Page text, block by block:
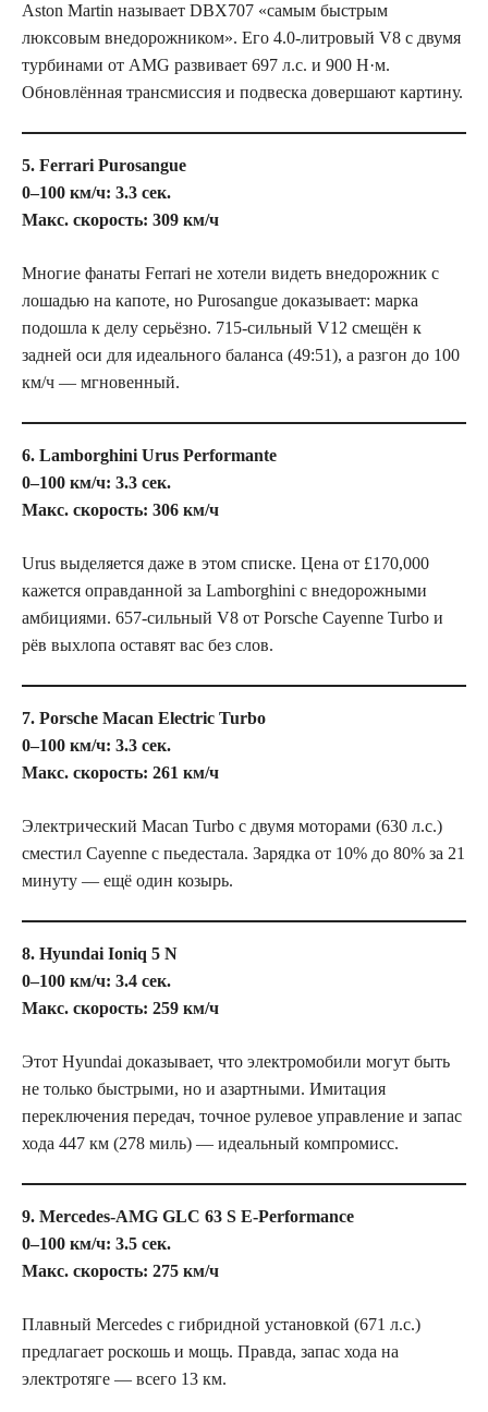
Aston Martin называет DBX707 «самым быстрым
люксовым внедорожником». Его 4.0-литровый V8 с двумя
турбинами от AMG развивает 697 л.с. и 900 Н·м.
Обновлённая трансмиссия и подвеска довершают картину.
5. Ferrari Purosangue
0–100 км/ч: 3.3 сек.
Макс. скорость: 309 км/ч
Многие фанаты Ferrari не хотели видеть внедорожник с
лошадью на капоте, но Purosangue доказывает: марка
подошла к делу серьёзно. 715-сильный V12 смещён к
задней оси для идеального баланса (49:51), а разгон до 100
км/ч — мгновенный.
6. Lamborghini Urus Performante
0–100 км/ч: 3.3 сек.
Макс. скорость: 306 км/ч
Urus выделяется даже в этом списке. Цена от £170,000
кажется оправданной за Lamborghini с внедорожными
амбициями. 657-сильный V8 от Porsche Cayenne Turbo и
рёв выхлопа оставят вас без слов.
7. Porsche Macan Electric Turbo
0–100 км/ч: 3.3 сек.
Макс. скорость: 261 км/ч
Электрический Macan Turbo с двумя моторами (630 л.с.)
сместил Cayenne с пьедестала. Зарядка от 10% до 80% за 21
минуту — ещё один козырь.
8. Hyundai Ioniq 5 N
0–100 км/ч: 3.4 сек.
Макс. скорость: 259 км/ч
Этот Hyundai доказывает, что электромобили могут быть
не только быстрыми, но и азартными. Имитация
переключения передач, точное рулевое управление и запас
хода 447 км (278 миль) — идеальный компромисс.
9. Mercedes-AMG GLC 63 S E-Performance
0–100 км/ч: 3.5 сек.
Макс. скорость: 275 км/ч
Плавный Mercedes с гибридной установкой (671 л.с.)
предлагает роскошь и мощь. Правда, запас хода на
электротяге — всего 13 км.